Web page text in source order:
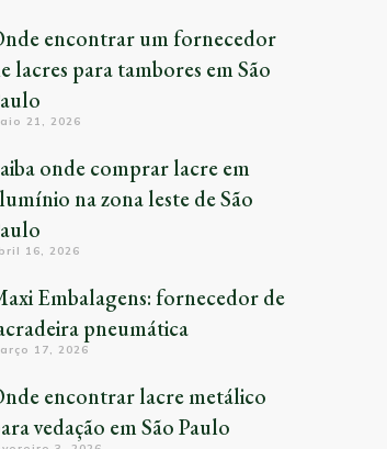
encontrar um fornecedor
lacres para tambores em São
21, 2026
onde comprar lacre em
na zona leste de São
16, 2026
Embalagens: fornecedor de
pneumática
17, 2026
encontrar lacre metálico
vedação em São Paulo